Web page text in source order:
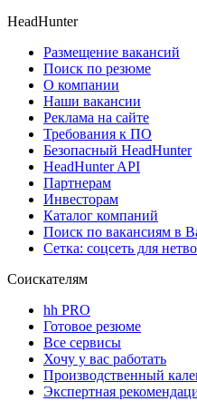
HeadHunter
Размещение вакансий
Поиск по резюме
О компании
Наши вакансии
Реклама на сайте
Требования к ПО
Безопасный HeadHunter
HeadHunter API
Партнерам
Инвесторам
Каталог компаний
Поиск по вакансиям в
Сетка: соцсеть для
Соискателям
hh PRO
Готовое резюме
Все сервисы
Хочу у вас работать
Производственный
Экспертная